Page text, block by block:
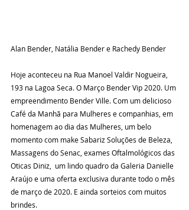
Alan Bender, Natália Bender e Rachedy Bender
Hoje aconteceu na Rua Manoel Valdir Nogueira,
193 na Lagoa Seca. O Março Bender Vip 2020. Um
empreendimento Bender Ville. Com um delicioso
Café da Manhã para Mulheres e companhias, em
homenagem ao dia das Mulheres, um belo
momento com make Sabariz Soluções de Beleza,
Massagens do Senac, exames Oftalmológicos das
Oticas Diniz,  um lindo quadro da Galeria Danielle
Araújo e uma oferta exclusiva durante todo o mês
de março de 2020. E ainda sorteios com muitos
brindes.